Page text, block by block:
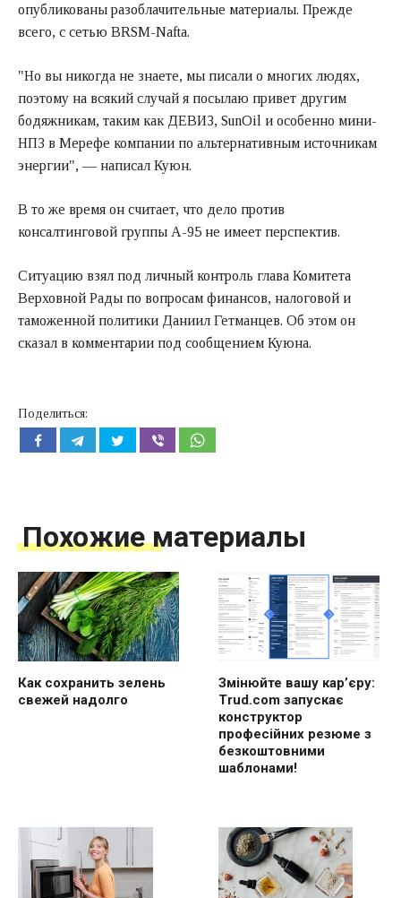
опубликованы разоблачительные материалы. Прежде
всего, с сетью BRSM-Nafta.
"Но вы никогда не знаете, мы писали о многих людях,
поэтому на всякий случай я посылаю привет другим
бодяжникам, таким как ДЕВИЗ, SunOil и особенно мини-
НПЗ в Мерефе компании по альтернативным источникам
энергии", — написал Куюн.
В то же время он считает, что дело против
консалтинговой группы А-95 не имеет перспектив.
Ситуацию взял под личный контроль глава Комитета
Верховной Рады по вопросам финансов, налоговой и
таможенной политики Даниил Гетманцев. Об этом он
сказал в комментарии под сообщением Куюна.
Поделиться:
Похожие материалы
Как сохранить зелень
свежей надолго
Змінюйте вашу кар’єру:
Trud.com запускає
конструктор
професійних резюме з
безкоштовними
шаблонами!